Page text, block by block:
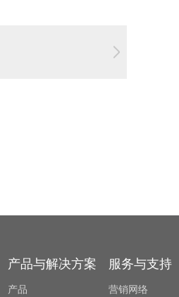
产品与解决方案
产品
服务与支持
营销网络